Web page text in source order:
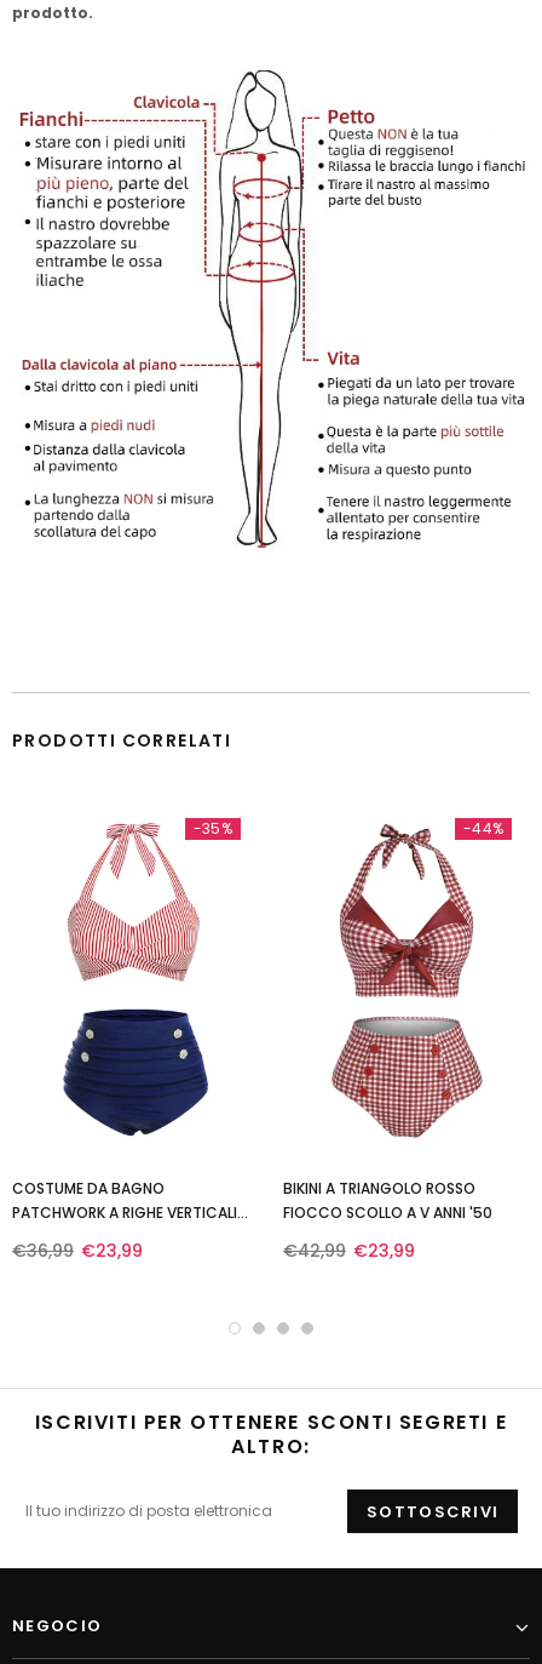
prodotto.
PRODOTTI CORRELATI
-35%
COSTUME DA BAGNO
PATCHWORK A RIGHE VERTICALI
€36,99 €23,99
-44%
BIKINI A TRIANGOLO ROSSO
FIOCCO SCOLLO A V ANNI '50
€42,99 €23,99
ISCRIVITI PER OTTENERE SCONTI SEGRETI E
ALTRO:
NEGOCIO